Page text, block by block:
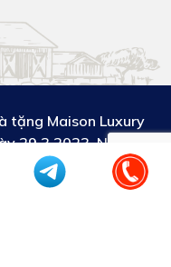
tặng Maison Luxury
29.3.2023. Nơi cấp:
Hà Nội